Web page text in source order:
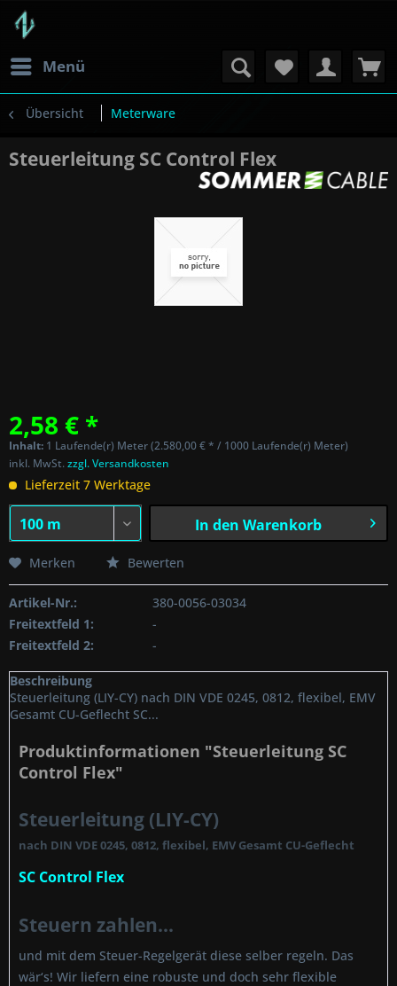
Menü
Übersicht Meterware
Steuerleitung SC Control Flex
2,58 € *
Inhalt: 1 Laufende(r) Meter (2.580,00 € * / 1000 Laufende(r) Meter)
inkl. MwSt.zzgl. Versandkosten
Lieferzeit 7 Werktage
In den Warenkorb
Merken Bewerten
Artikel-Nr.:
380-0056-03034
Freitextfeld 1:
-
Freitextfeld 2:
-
Beschreibung
Steuerleitung (LIY-CY) nach DIN VDE 0245, 0812, flexibel, EMV
Gesamt CU-Geflecht SC...
Produktinformationen "Steuerleitung SC
Control Flex"
Steuerleitung (LIY-CY)
nach DIN VDE 0245, 0812, flexibel, EMV Gesamt CU-Geflecht
SC Control Flex
Steuern zahlen...
und mit dem Steuer-Regelgerät diese selber regeln. Das
wär‘s! Wir liefern eine robuste und doch sehr flexible